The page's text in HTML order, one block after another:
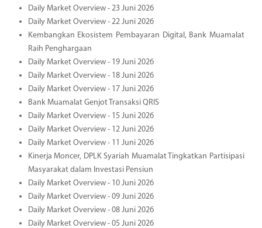
Daily Market Overview - 23 Juni 2026
Daily Market Overview - 22 Juni 2026
Kembangkan Ekosistem Pembayaran Digital, Bank Muamalat
Raih Penghargaan
Daily Market Overview - 19 Juni 2026
Daily Market Overview - 18 Juni 2026
Daily Market Overview - 17 Juni 2026
Bank Muamalat Genjot Transaksi QRIS
Daily Market Overview - 15 Juni 2026
Daily Market Overview - 12 Juni 2026
Daily Market Overview - 11 Juni 2026
Kinerja Moncer, DPLK Syariah Muamalat Tingkatkan Partisipasi
Masyarakat dalam Investasi Pensiun
Daily Market Overview - 10 Juni 2026
Daily Market Overview - 09 Juni 2026
Daily Market Overview - 08 Juni 2026
Daily Market Overview - 05 Juni 2026